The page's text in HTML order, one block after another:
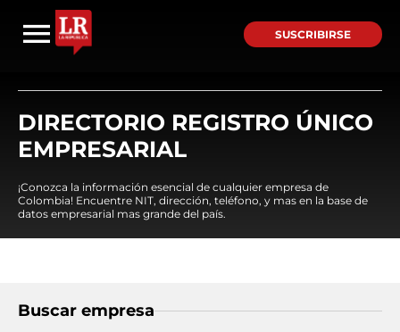
SUSCRIBIRSE
DIRECTORIO REGISTRO ÚNICO
EMPRESARIAL
¡Conozca la información esencial de cualquier empresa de
Colombia! Encuentre NIT, dirección, teléfono, y mas en la base de
datos empresarial mas grande del país.
Buscar empresa